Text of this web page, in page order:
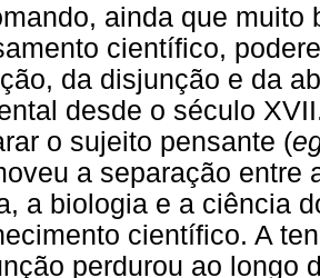
ainda que muito
científico,
da disjunção e da
desde o século
o sujeito pensante (
a separação entre
a biologia e a ciência
científico. A
perdurou ao longo